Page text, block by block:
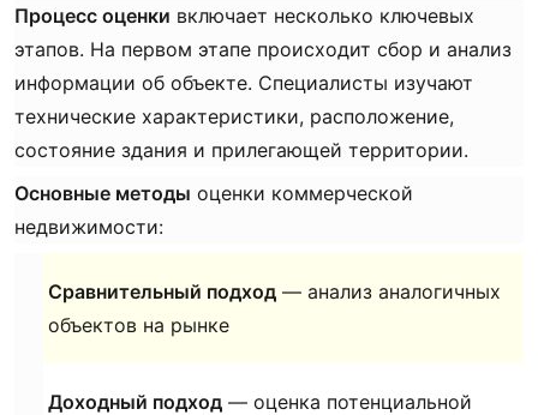
Процесс оценки включает несколько ключевых
этапов. На первом этапе происходит сбор и анализ
информации об объекте. Специалисты изучают
технические характеристики, расположение,
состояние здания и прилегающей территории.
Основные методы оценки коммерческой
недвижимости:
Сравнительный подход — анализ аналогичных
объектов на рынке
Доходный подход — оценка потенциальной